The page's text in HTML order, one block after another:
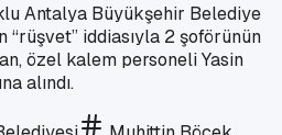
Antalya Büyükşehir Belediye
“rüşvet” iddiasıyla 2 şoförünün
özel kalem personeli Yasin
alındı.